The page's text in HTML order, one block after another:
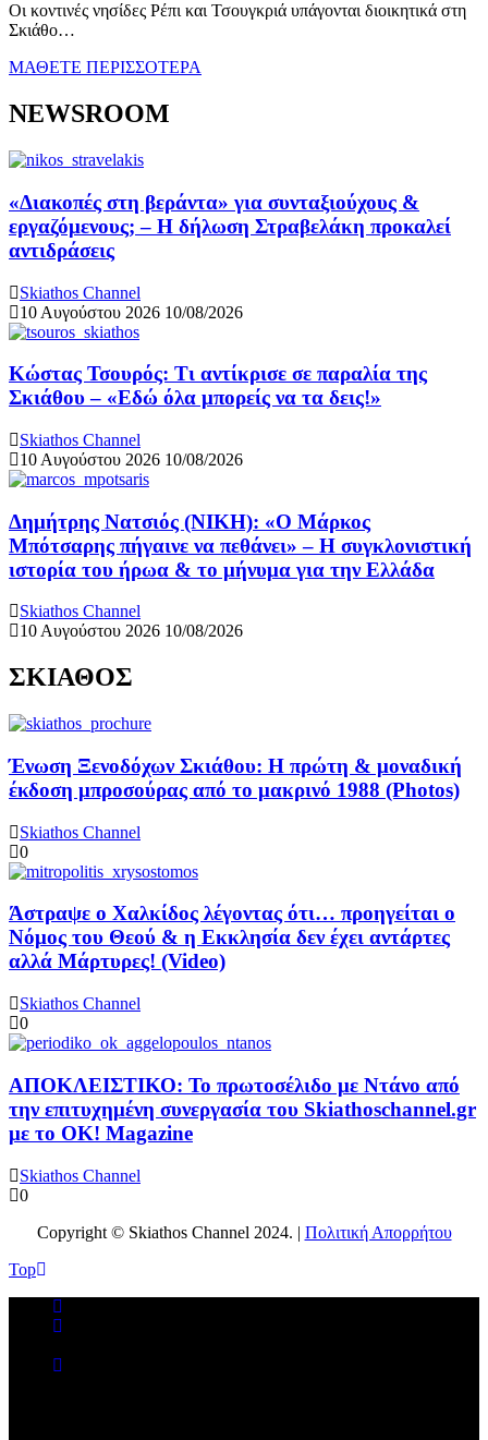
Οι κοντινές νησίδες Ρέπι και Τσουγκριά υπάγονται διοικητικά στη
Σκιάθο…
ΜΑΘΕΤΕ ΠΕΡΙΣΣΟΤΕΡΑ
NEWSROOM
«Διακοπές στη βεράντα» για συνταξιούχους &
εργαζόμενους; – Η δήλωση Στραβελάκη προκαλεί
αντιδράσεις
Skiathos Channel
10 Αυγούστου 2026 10/08/2026
Κώστας Τσουρός: Τι αντίκρισε σε παραλία της
Σκιάθου – «Εδώ όλα μπορείς να τα δεις!»
Skiathos Channel
10 Αυγούστου 2026 10/08/2026
Δημήτρης Νατσιός (ΝΙΚΗ): «Ο Μάρκος
Μπότσαρης πήγαινε να πεθάνει» – Η συγκλονιστική
ιστορία του ήρωα & το μήνυμα για την Ελλάδα
Skiathos Channel
10 Αυγούστου 2026 10/08/2026
ΣΚΙΑΘΟΣ
Ένωση Ξενοδόχων Σκιάθου: Η πρώτη & μοναδική
έκδοση μπροσούρας από το μακρινό 1988 (Photos)
Skiathos Channel
0
Άστραψε ο Χαλκίδος λέγοντας ότι… προηγείται ο
Νόμος του Θεού & η Εκκλησία δεν έχει αντάρτες
αλλά Μάρτυρες! (Video)
Skiathos Channel
0
ΑΠΟΚΛΕΙΣΤΙΚΟ: Το πρωτοσέλιδο με Ντάνο από
την επιτυχημένη συνεργασία του Skiathoschannel.gr
με το OK! Magazine
Skiathos Channel
0
Copyright © Skiathos Channel 2024. | Πολιτική Απορρήτου
Top